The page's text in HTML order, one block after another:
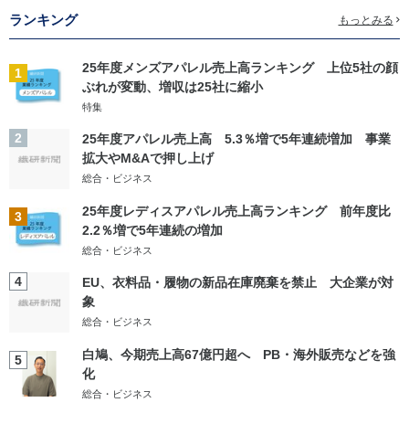
ランキング もっとみる
1
25年度メンズアパレル売上高ランキング 上位5社の顔
ぶれが変動、増収は25社に縮小
特集
2
25年度アパレル売上高 5.3％増で5年連続増加 事業
拡大やM&Aで押し上げ
総合・ビジネス
3
25年度レディスアパレル売上高ランキング 前年度比
2.2％増で5年連続の増加
総合・ビジネス
4
EU、衣料品・履物の新品在庫廃棄を禁止 大企業が対
象
総合・ビジネス
5
白鳩、今期売上高67億円超へ PB・海外販売などを強
化
総合・ビジネス